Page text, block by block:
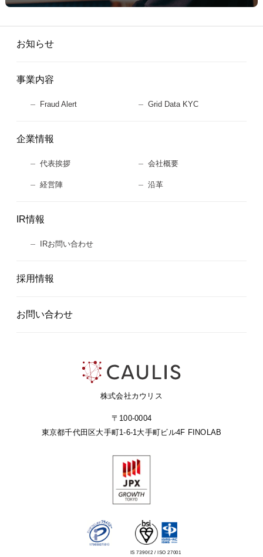
株式会社カウリス
〒100-0004
東京都千代田区大手町1-6-1 大手町ビル4F FINOLAB
お知らせ
事業内容
Fraud Alert Grid Data KYC
企業情報
代表挨拶 会社概要
経営陣 沿革
IR情報
IRお問い合わせ
採用情報
お問い合わせ
IS 739062 / ISO 27001